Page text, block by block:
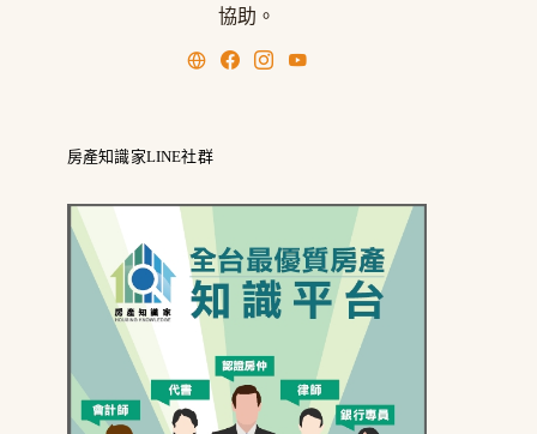
協助。
房產知識家LINE社群